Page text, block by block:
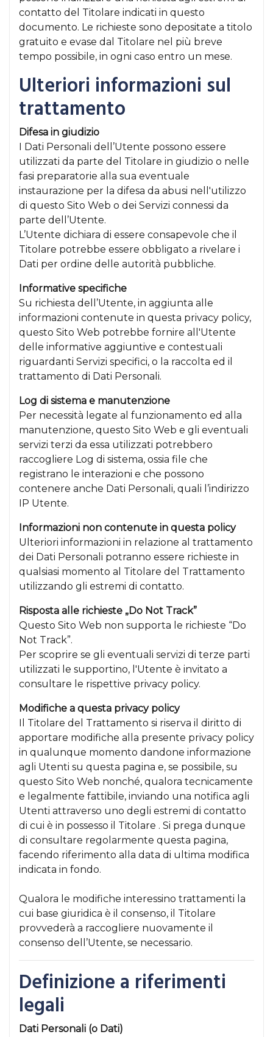
contatto del Titolare indicati in questo
documento. Le richieste sono depositate a titolo
gratuito e evase dal Titolare nel più breve
tempo possibile, in ogni caso entro un mese.
Ulteriori informazioni sul
trattamento
Difesa in giudizio
I Dati Personali dell’Utente possono essere
utilizzati da parte del Titolare in giudizio o nelle
fasi preparatorie alla sua eventuale
instaurazione per la difesa da abusi nell'utilizzo
di questo Sito Web o dei Servizi connessi da
parte dell’Utente.
L’Utente dichiara di essere consapevole che il
Titolare potrebbe essere obbligato a rivelare i
Dati per ordine delle autorità pubbliche.
Informative specifiche
Su richiesta dell’Utente, in aggiunta alle
informazioni contenute in questa privacy policy,
questo Sito Web potrebbe fornire all'Utente
delle informative aggiuntive e contestuali
riguardanti Servizi specifici, o la raccolta ed il
trattamento di Dati Personali.
Log di sistema e manutenzione
Per necessità legate al funzionamento ed alla
manutenzione, questo Sito Web e gli eventuali
servizi terzi da essa utilizzati potrebbero
raccogliere Log di sistema, ossia file che
registrano le interazioni e che possono
contenere anche Dati Personali, quali l’indirizzo
IP Utente.
Informazioni non contenute in questa policy
Ulteriori informazioni in relazione al trattamento
dei Dati Personali potranno essere richieste in
qualsiasi momento al Titolare del Trattamento
utilizzando gli estremi di contatto.
Risposta alle richieste „Do Not Track”
Questo Sito Web non supporta le richieste “Do
Not Track”.
Per scoprire se gli eventuali servizi di terze parti
utilizzati le supportino, l'Utente è invitato a
consultare le rispettive privacy policy.
Modifiche a questa privacy policy
Il Titolare del Trattamento si riserva il diritto di
apportare modifiche alla presente privacy policy
in qualunque momento dandone informazione
agli Utenti su questa pagina e, se possibile, su
questo Sito Web nonché, qualora tecnicamente
e legalmente fattibile, inviando una notifica agli
Utenti attraverso uno degli estremi di contatto
di cui è in possesso il Titolare . Si prega dunque
di consultare regolarmente questa pagina,
facendo riferimento alla data di ultima modifica
indicata in fondo.
Qualora le modifiche interessino trattamenti la
cui base giuridica è il consenso, il Titolare
provvederà a raccogliere nuovamente il
consenso dell’Utente, se necessario.
Definizione a riferimenti
legali
Dati Personali (o Dati)